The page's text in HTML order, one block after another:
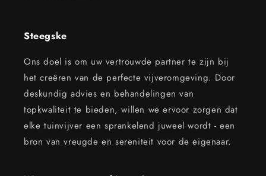
Steegske
Ons doel is om uw vertrouwde partner te zijn bij
het creëren van de perfecte vijveromgeving. Door
deskundig advies en behandelingen van
topkwaliteit te bieden, willen we ervoor zorgen dat
elke tuinvijver een sprankelend juweel wordt - een
bron van vreugde en sereniteit voor de eigenaar.